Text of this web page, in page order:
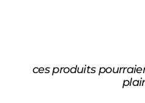
ces produits